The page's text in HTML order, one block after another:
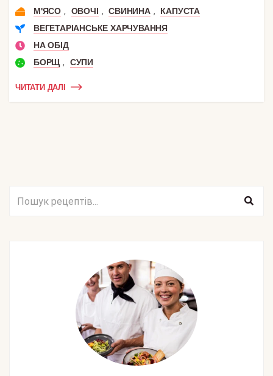
М'ЯСО , ОВОЧІ , СВИНИНА ,
КАПУСТА
ВЕГЕТАРІАНСЬКЕ ХАРЧУВАННЯ
НА ОБІД
БОРЩ , СУПИ
ЧИТАТИ ДАЛІ